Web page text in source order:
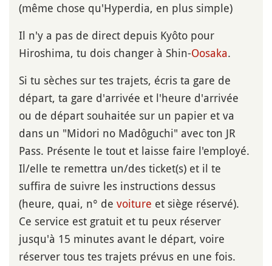
(même chose qu'Hyperdia, en plus simple)
Il n'y a pas de direct depuis Kyôto pour
Hiroshima, tu dois changer à Shin-Oosaka.
Si tu sèches sur tes trajets, écris ta gare de
départ, ta gare d'arrivée et l'heure d'arrivée
ou de départ souhaitée sur un papier et va
dans un "Midori no Madôguchi" avec ton JR
Pass. Présente le tout et laisse faire l'employé.
Il/elle te remettra un/des ticket(s) et il te
suffira de suivre les instructions dessus
(heure, quai, n° de voiture et siège réservé).
Ce service est gratuit et tu peux réserver
jusqu'à 15 minutes avant le départ, voire
réserver tous tes trajets prévus en une fois.